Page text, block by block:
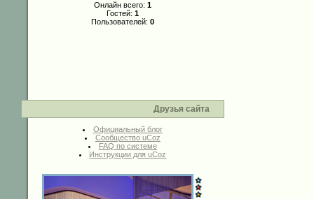
Онлайн всего: 1
Гостей: 1
Пользователей: 0
Друзья сайта
Официальный блог
Сообщество uCoz
FAQ по системе
Инструкции для uCoz